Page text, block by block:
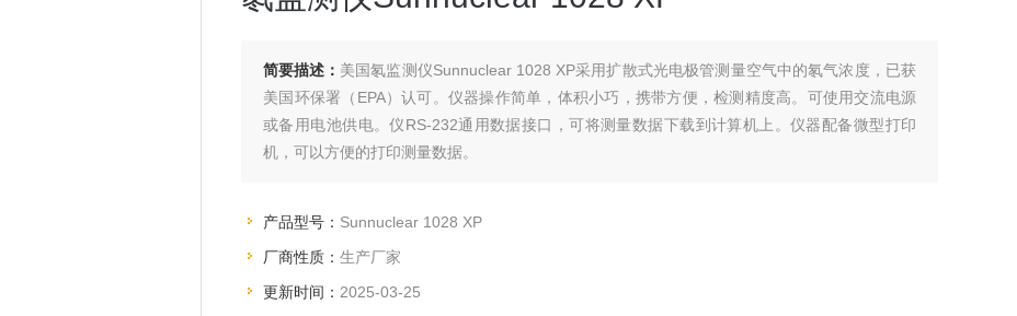
简要描述： 美国氡监测仪Sunnuclear 1028 XP采用扩散式光电极管测量空气中的氡气浓度，已获
美国环保署（EPA）认可。仪器操作简单，体积小巧，携带方便，检测精度高。可使用交流电源
或备用电池供电。仪RS-232通用数据接口，可将测量数据下载到计算机上。仪器配备微型打印
机，可以方便的打印测量数据。
产品型号： Sunnuclear 1028 XP
厂商性质： 生产厂家
更新时间： 2025-03-25